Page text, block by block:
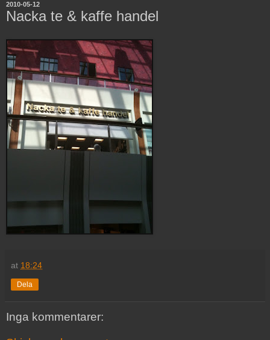
2010-05-12
Nacka te & kaffe handel
at 18:24
Dela
Inga kommentarer: